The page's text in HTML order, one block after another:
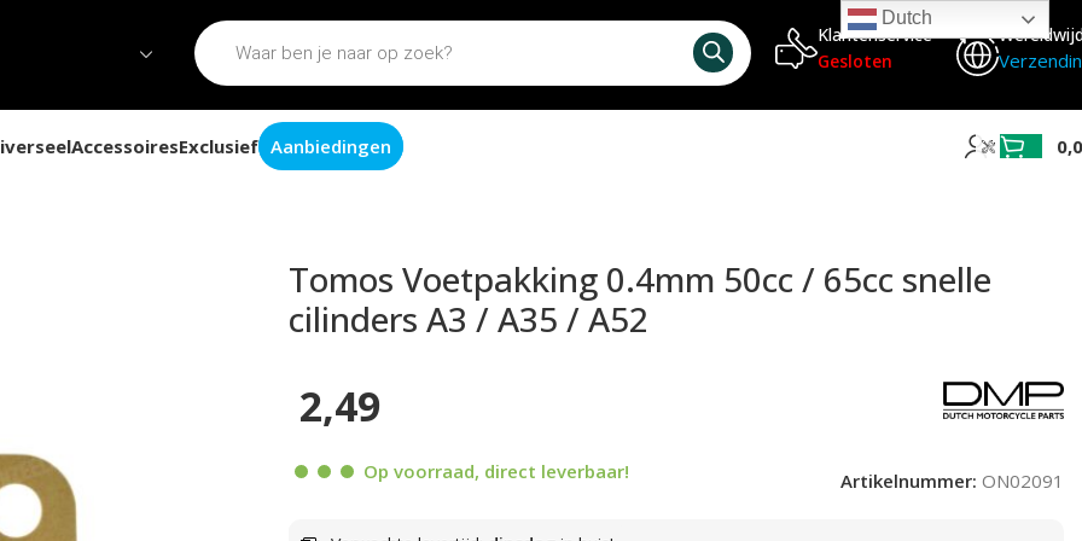
Klantenservice
Gesloten
AccessoiresExclusief Aanbiedingen
/ 65cc snelle cilinders A3 / A35 / A52
Tomos Voetpakking 0.4mm 50cc / 65cc snelle
cilinders A3 / A35 / A52
2,49
Op voorraad, direct leverbaar! Artikelnummer: ON02091
Dutch